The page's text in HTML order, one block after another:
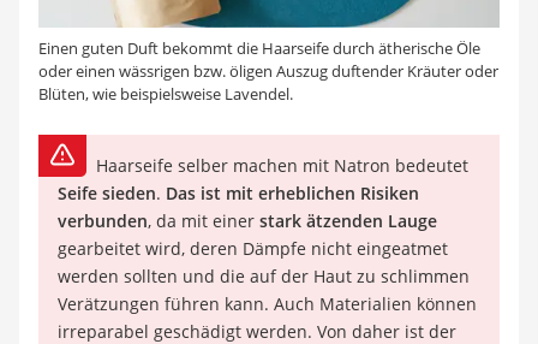
Einen guten Duft bekommt die Haarseife durch ätherische Öle
oder einen wässrigen bzw. öligen Auszug duftender Kräuter oder
Blüten, wie beispielsweise Lavendel.
Haarseife selber machen mit Natron bedeutet
Seife sieden. Das ist mit erheblichen Risiken
verbunden, da mit einer stark ätzenden Lauge
gearbeitet wird, deren Dämpfe nicht eingeatmet
werden sollten und die auf der Haut zu schlimmen
Verätzungen führen kann. Auch Materialien können
irreparabel geschädigt werden. Von daher ist der